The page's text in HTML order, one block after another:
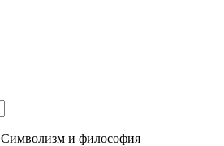
Символизм и философия